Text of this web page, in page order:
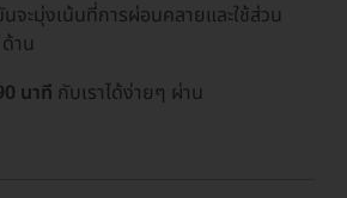
ะมุ่งเน้นที่การผ่อนคลายและใช้ส่วน
าน
นาที กับเราได้ง่ายๆ ผ่าน